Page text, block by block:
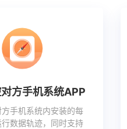
方手机系统APP
手机系统内安装的每
数据轨迹，同时支持